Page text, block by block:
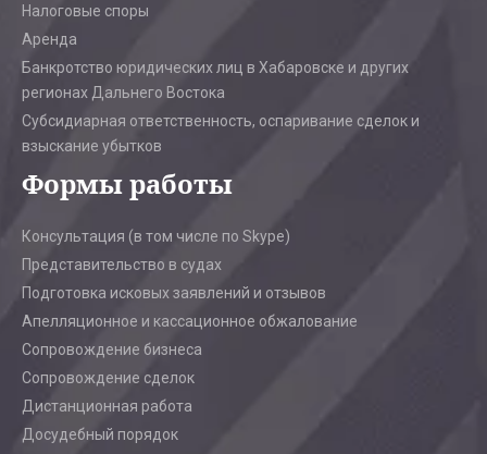
Налоговые споры
Аренда
Банкротство юридических лиц в Хабаровске и других
регионах Дальнего Востока
Субсидиарная ответственность, оспаривание сделок и
взыскание убытков
Формы работы
Консультация (в том числе по Skype)
Представительство в судах
Подготовка исковых заявлений и отзывов
Апелляционное и кассационное обжалование
Сопровождение бизнеса
Сопровождение сделок
Дистанционная работа
Досудебный порядок